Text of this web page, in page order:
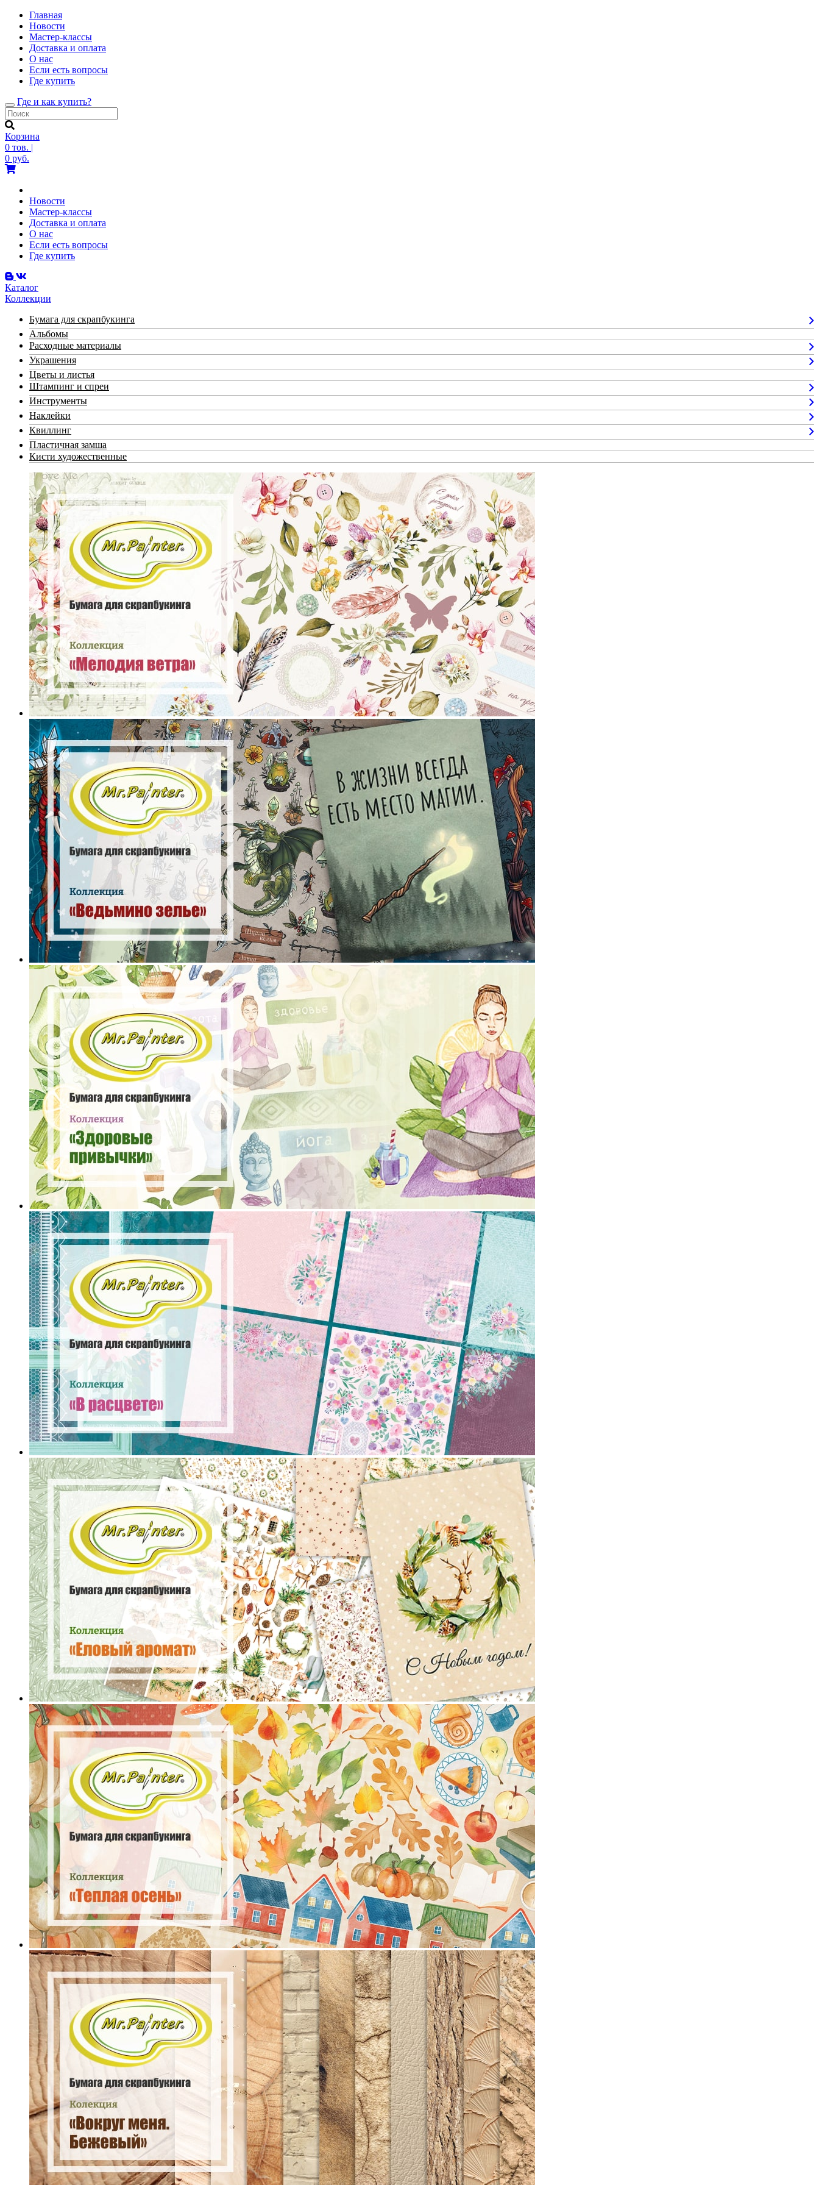
Главная
Новости
Мастер-классы
Доставка и оплата
О нас
Если есть вопросы
Где купить
Toggle
navigation
Где и как купить?
Корзина
0 тов. |
0 руб.
Новости
Мастер-классы
Доставка и оплата
О нас
Если есть вопросы
Где купить
Каталог
Коллекции
Бумага для скрапбукинга
Альбомы
Расходные материалы
Украшения
Цветы и листья
Штампинг и спреи
Инструменты
Наклейки
Квиллинг
Пластичная замша
Кисти художественные